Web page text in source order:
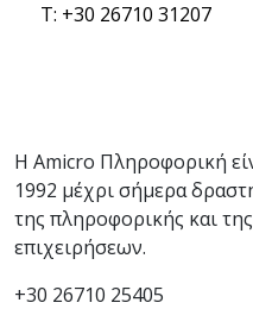
T: +30 26710 31207
Η Amicro Πληροφορική
1992 μέχρι σήμερα
της πληροφορικής και
επιχειρήσεων.
+30 26710 25405